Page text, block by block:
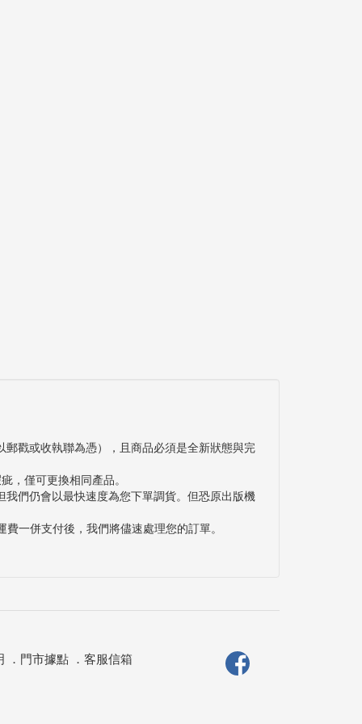
戳或收執聯為憑），且商品必須是全新狀態與完
，僅可更換相同產品。
們仍會以最快速度為您下單調貨。但恐原出版機
一併支付後，我們將儘速處理您的訂單。
． 門市據點． 客服信箱